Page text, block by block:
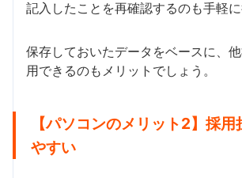
記入したことを再確認するのも手軽に
保存しておいたデータをベースに、
用できるのもメリットでしょう。
【パソコンのメリット2】採
やすい